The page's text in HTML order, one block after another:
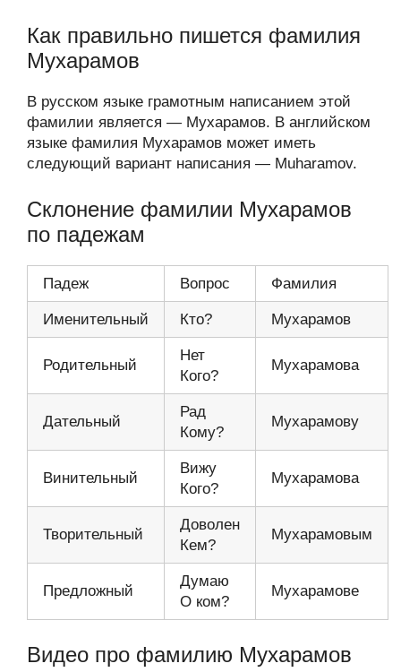
Как правильно пишется фамилия
Мухарамов
В русском языке грамотным написанием этой
фамилии является — Мухарамов. В английском
языке фамилия Мухарамов может иметь
следующий вариант написания — Muharamov.
Склонение фамилии Мухарамов
по падежам
Падеж Вопрос Фамилия
Именительный Кто? Мухарамов
Родительный
Нет
Кого?
Мухарамова
Дательный
Рад
Кому?
Мухарамову
Винительный
Вижу
Кого?
Мухарамова
Творительный
Доволен
Кем?
Мухарамовым
Предложный
Думаю
О ком?
Мухарамове
Видео про фамилию Мухарамов